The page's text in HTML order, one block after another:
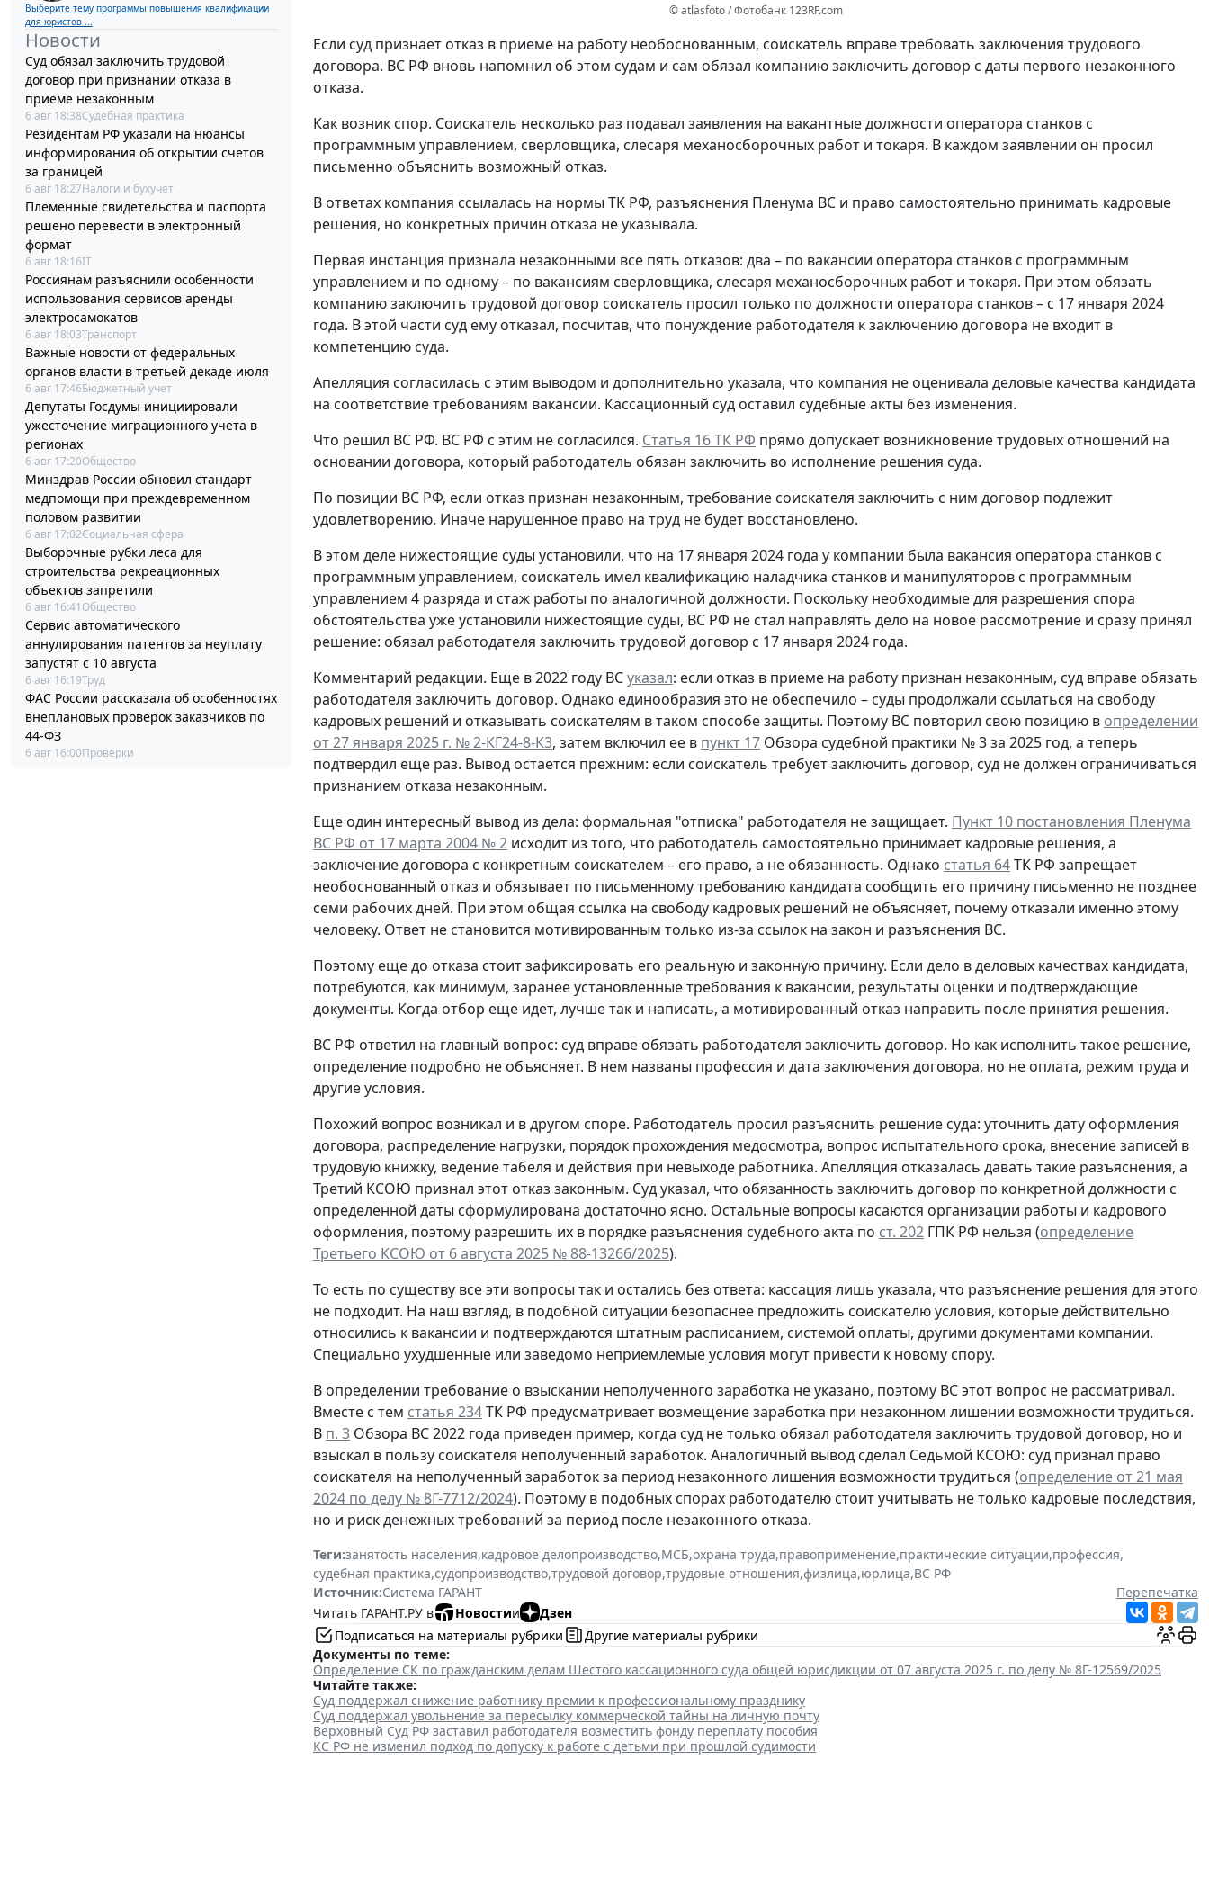
Выберите тему программы повышения квалификации
для юристов ...
Новости
Суд обязал заключить трудовой
договор при признании отказа в
приеме незаконным
6 авг 18:38Судебная практика
Резидентам РФ указали на нюансы
информирования об открытии счетов
за границей
6 авг 18:27Налоги и бухучет
Племенные свидетельства и паспорта
решено перевести в электронный
формат
6 авг 18:16IT
Россиянам разъяснили особенности
использования сервисов аренды
электросамокатов
6 авг 18:03Транспорт
Важные новости от федеральных
органов власти в третьей декаде июля
6 авг 17:46Бюджетный учет
Депутаты Госдумы инициировали
ужесточение миграционного учета в
регионах
6 авг 17:20Общество
Минздрав России обновил стандарт
медпомощи при преждевременном
половом развитии
6 авг 17:02Социальная сфера
Выборочные рубки леса для
строительства рекреационных
объектов запретили
6 авг 16:41 Общество
Сервис автоматического
аннулирования патентов за неуплату
запустят с 10 августа
6 авг 16:19Труд
ФАС России рассказала об особенностях
внеплановых проверок заказчиков по
44-ФЗ
6 авг 16:00Проверки
© atlasfoto / Фотобанк 123RF.com
Если суд признает отказ в приеме на работу необоснованным, соискатель вправе требовать заключения трудового
договора. ВС РФ вновь напомнил об этом судам и сам обязал компанию заключить договор с даты первого незаконного
отказа.
Как возник спор. Соискатель несколько раз подавал заявления на вакантные должности оператора станков с
программным управлением, сверловщика, слесаря механосборочных работ и токаря. В каждом заявлении он просил
письменно объяснить возможный отказ.
В ответах компания ссылалась на нормы ТК РФ, разъяснения Пленума ВС и право самостоятельно принимать кадровые
решения, но конкретных причин отказа не указывала.
Первая инстанция признала незаконными все пять отказов: два – по вакансии оператора станков с программным
управлением и по одному – по вакансиям сверловщика, слесаря механосборочных работ и токаря. При этом обязать
компанию заключить трудовой договор соискатель просил только по должности оператора станков – с 17 января 2024
года. В этой части суд ему отказал, посчитав, что понуждение работодателя к заключению договора не входит в
компетенцию суда.
Апелляция согласилась с этим выводом и дополнительно указала, что компания не оценивала деловые качества кандидата
на соответствие требованиям вакансии. Кассационный суд оставил судебные акты без изменения.
Что решил ВС РФ. ВС РФ с этим не согласился. Статья 16 ТК РФ прямо допускает возникновение трудовых отношений на
основании договора, который работодатель обязан заключить во исполнение решения суда.
По позиции ВС РФ, если отказ признан незаконным, требование соискателя заключить с ним договор подлежит
удовлетворению. Иначе нарушенное право на труд не будет восстановлено.
В этом деле нижестоящие суды установили, что на 17 января 2024 года у компании была вакансия оператора станков с
программным управлением, соискатель имел квалификацию наладчика станков и манипуляторов с программным
управлением 4 разряда и стаж работы по аналогичной должности. Поскольку необходимые для разрешения спора
обстоятельства уже установили нижестоящие суды, ВС РФ не стал направлять дело на новое рассмотрение и сразу принял
решение: обязал работодателя заключить трудовой договор с 17 января 2024 года.
Комментарий редакции. Еще в 2022 году ВСуказал: если отказ в приеме на работу признан незаконным, суд вправе обязать
работодателя заключить договор. Однако единообразия это не обеспечило – суды продолжали ссылаться на свободу
кадровых решений и отказывать соискателям в таком способе защиты. Поэтому ВС повторил свою позицию в определении
от 27 января 2025 г. № 2-КГ24-8-К3, затем включил ее в пункт 17 Обзора судебной практики № 3 за 2025 год, а теперь
подтвердил еще раз. Вывод остается прежним: если соискатель требует заключить договор, суд не должен ограничиваться
признанием отказа незаконным.
Еще один интересный вывод из дела: формальная "отписка" работодателя не защищает. Пункт 10 постановления Пленума
ВС РФ от 17 марта 2004 № 2 исходит из того, что работодатель самостоятельно принимает кадровые решения, а
заключение договора с конкретным соискателем – его право, а не обязанность. Однако статья 64ТК РФ запрещает
необоснованный отказ и обязывает по письменному требованию кандидата сообщить его причину письменно не позднее
семи рабочих дней. При этом общая ссылка на свободу кадровых решений не объясняет, почему отказали именно этому
человеку. Ответ не становится мотивированным только из-за ссылок на закон и разъяснения ВС.
Поэтому еще до отказа стоит зафиксировать его реальную и законную причину. Если дело в деловых качествах кандидата,
потребуются, как минимум, заранее установленные требования к вакансии, результаты оценки и подтверждающие
документы. Когда отбор еще идет, лучше так и написать, а мотивированный отказ направить после принятия решения.
ВС РФ ответил на главный вопрос: суд вправе обязать работодателя заключить договор. Но как исполнить такое решение,
определение подробно не объясняет. В нем названы профессия и дата заключения договора, но не оплата, режим труда и
другие условия.
Похожий вопрос возникал и в другом споре. Работодатель просил разъяснить решение суда: уточнить дату оформления
договора, распределение нагрузки, порядок прохождения медосмотра, вопрос испытательного срока, внесение записей в
трудовую книжку, ведение табеля и действия при невыходе работника. Апелляция отказалась давать такие разъяснения, а
Третий КСОЮ признал этот отказ законным. Суд указал, что обязанность заключить договор по конкретной должности с
определенной даты сформулирована достаточно ясно. Остальные вопросы касаются организации работы и кадрового
оформления, поэтому разрешить их в порядке разъяснения судебного акта по ст. 202 ГПК РФ нельзя (определение
Третьего КСОЮ от 6 августа 2025 № 88-13266/2025).
То есть по существу все эти вопросы так и остались без ответа: кассация лишь указала, что разъяснение решения для этого
не подходит. На наш взгляд, в подобной ситуации безопаснее предложить соискателю условия, которые действительно
относились к вакансии и подтверждаются штатным расписанием, системой оплаты, другими документами компании.
Специально ухудшенные или заведомо неприемлемые условия могут привести к новому спору.
В определении требование о взыскании неполученного заработка не указано, поэтому ВС этот вопрос не рассматривал.
Вместе с тем статья 234ТК РФ предусматривает возмещение заработка при незаконном лишении возможности трудиться.
В п. 3 Обзора ВС 2022 года приведен пример, когда суд не только обязал работодателя заключить трудовой договор, но и
взыскал в пользу соискателя неполученный заработок. Аналогичный вывод сделал Седьмой КСОЮ: суд признал право
соискателя на неполученный заработок за период незаконного лишения возможности трудиться (определение от 21 мая
2024 по делу № 8Г-7712/2024). Поэтому в подобных спорах работодателю стоит учитывать не только кадровые последствия,
но и риск денежных требований за период после незаконного отказа.
Теги:занятость населения,кадровое делопроизводство,МСБ,охрана труда,правоприменение,практические ситуации,профессия,
судебная практика,судопроизводство,трудовой договор,трудовые отношения,физлица,юрлица,ВС РФ
Источник:Система ГАРАНТ
Перепечатка
Читать ГАРАНТ.РУ в
Новостии
Дзен
Подписаться на материалы рубрики
Другие материалы рубрики
Документы по теме:
Определение СК по гражданским делам Шестого кассационного суда общей юрисдикции от 07 августа 2025 г. по делу № 8Г-12569/2025
Читайте также:
Суд поддержал снижение работнику премии к профессиональному празднику
Суд поддержал увольнение за пересылку коммерческой тайны на личную почту
Верховный Суд РФ заставил работодателя возместить фонду переплату пособия
КС РФ не изменил подход по допуску к работе с детьми при прошлой судимости